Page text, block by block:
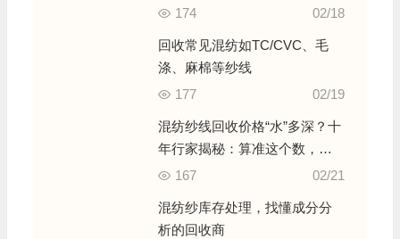
实现价值归位
02/18
174
回收常见混纺如TC/CVC、毛
涤、麻棉等纱线
02/19
177
混纺纱线回收价格“水”多深？十
年行家揭秘：算准这个数，每
吨多卖几千块！
02/21
167
混纺纱库存处理，找懂成分分
析的回收商